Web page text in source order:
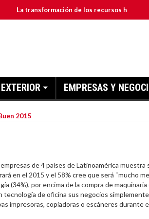
transformación de los recursos humanos en las
EMPRESAS Y
2015
de 4 países de Latinoamérica muestra
en el 2015 y el 58% cree que será “mucho
(34%), por encima de la compra de maquinaria
tecnología de oficina sus negocios
impresoras, copiadoras o escáneres durante